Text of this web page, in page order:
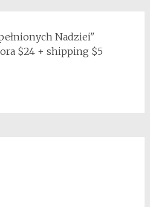
Nadziei"
$24 + shipping $5